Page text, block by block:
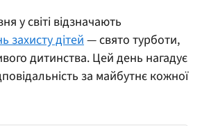
у світі відзначають
захисту дітей— свято турботи,
дитинства. Цей день нагадує
за майбутнє кожної